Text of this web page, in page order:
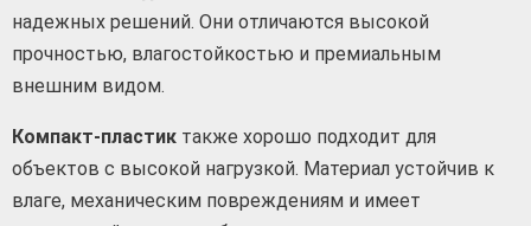
надежных решений. Они отличаются высокой
прочностью, влагостойкостью и премиальным
внешним видом.
Компакт-пластик также хорошо подходит для
объектов с высокой нагрузкой. Материал устойчив к
влаге, механическим повреждениям и имеет